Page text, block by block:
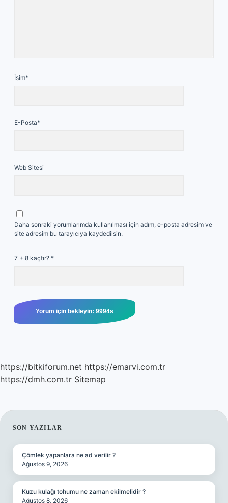
İsim*
E-Posta*
Web Sitesi
Daha sonraki yorumlarımda kullanılması için adım, e-posta adresim ve
site adresim bu tarayıcıya kaydedilsin.
7 + 8 kaçtır? *
https://bitkiforum.net https://emarvi.com.tr
https://dmh.com.tr Sitemap
SIDEBAR
SON YAZILAR
Çömlek yapanlara ne ad verilir ?
Ağustos 9, 2026
Kuzu kulağı tohumu ne zaman ekilmelidir ?
Ağustos 8, 2026